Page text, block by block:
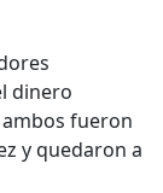
dinero
fueron
y quedaron a